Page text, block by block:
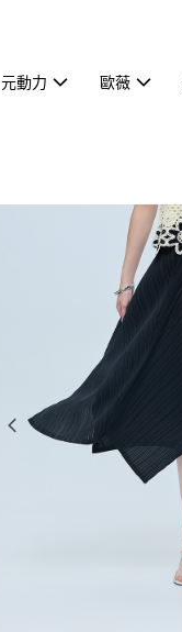
元動力 歐薇